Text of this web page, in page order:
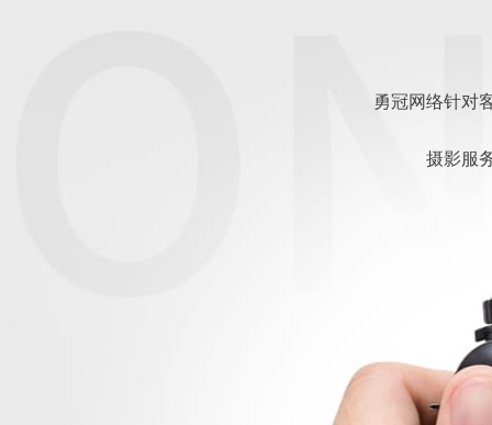
勇冠网络针对
摄影服